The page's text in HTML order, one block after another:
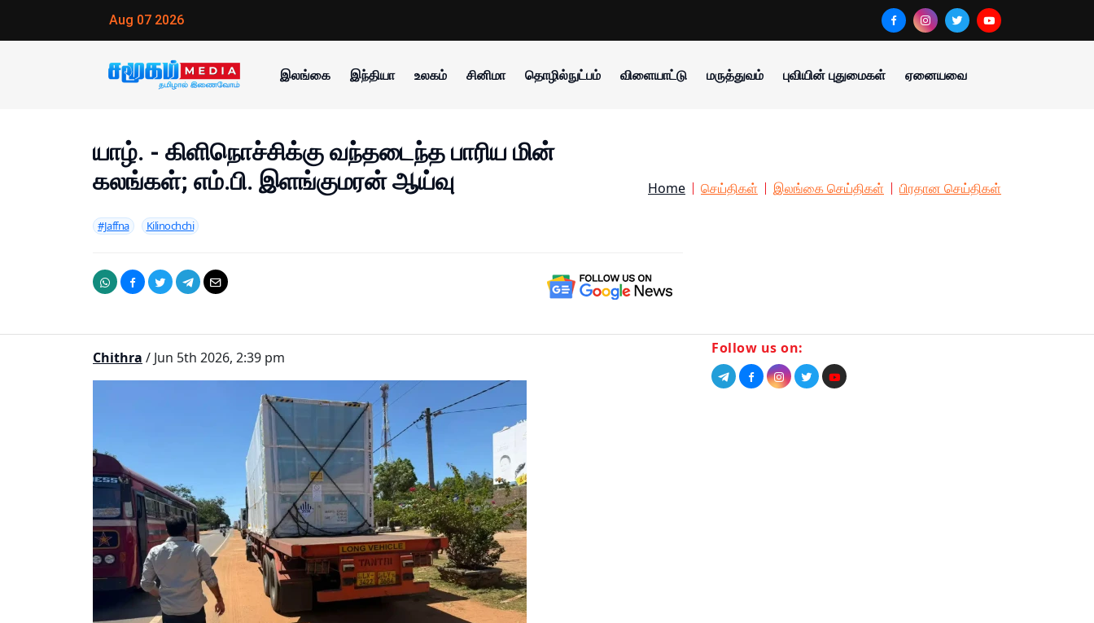
Aug 07 2026
இலங்கை இந்தியா உலகம் சினிமா தொழில்நுட்பம் விளையாட்டு மருத்துவம் புவியின் புதுமைகள் ஏனையவை
யாழ். - கிளிநொச்சிக்கு வந்தடைந்த பாரிய மின்
கலங்கள்; எம்.பி. இளங்குமரன் ஆய்வு
#Jaffna Kilinochchi
Home செய்திகள் இலங்கை செய்திகள் பிரதான செய்திகள்
Chithra / Jun 5th 2026, 2:39 pm
Follow us on: